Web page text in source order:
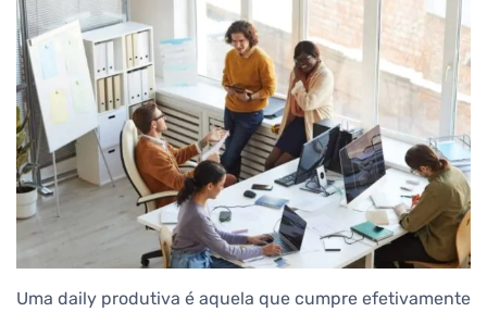
Uma daily produtiva é aquela que cumpre efetivamente